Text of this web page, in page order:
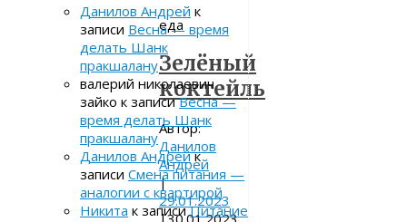
еда
Зелёный
коктейль
Автор:
Данилов
Андрей
|
29.01.2023
|30.01.2023
Данилов Андрей к
записи Весна — время
делать Шанк
пракшалану
валерий николаевич
зайко к записиВесна —
время делать Шанк
пракшалану
Данилов Андрейк
записи Смена питания —
аналогии с квартирой
Никита к записиПитание